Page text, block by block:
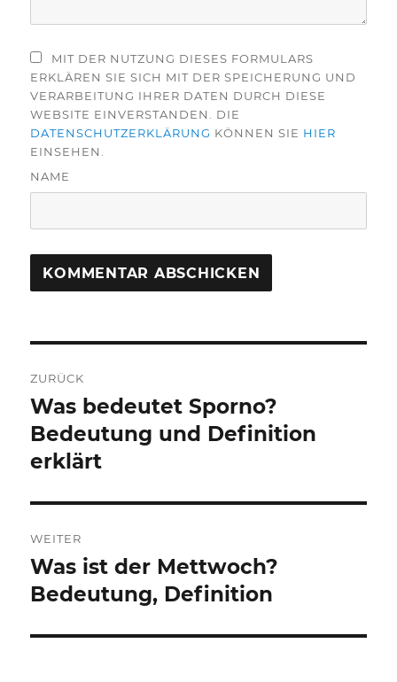
MIT DER NUTZUNG DIESES FORMULARS
ERKLÄREN SIE SICH MIT DER SPEICHERUNG UND
VERARBEITUNG IHRER DATEN DURCH DIESE
WEBSITE EINVERSTANDEN. DIE
DATENSCHUTZERKLÄRUNG KÖNNEN SIE HIER
EINSEHEN.
NAME
ZURÜCK
Vorheriger
Beitrag:
Was bedeutet Sporno?
Bedeutung und Definition
erklärt
WEITER
Nächster
Beitrag:
Was ist der Mettwoch?
Bedeutung, Definition